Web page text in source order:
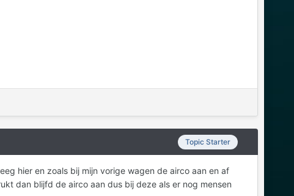
Topic Starter
hier en zoals bij mijn vorige wagen de airco aan en af
dan blijfd de airco aan dus bij deze als er nog mensen